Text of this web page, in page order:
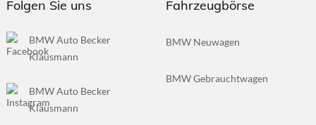
Folgen Sie uns
BMW Auto Becker
Klausmann
BMW Auto Becker
Klausmann
Fahrzeugbörse
BMW Neuwagen
BMW Gebrauchtwagen